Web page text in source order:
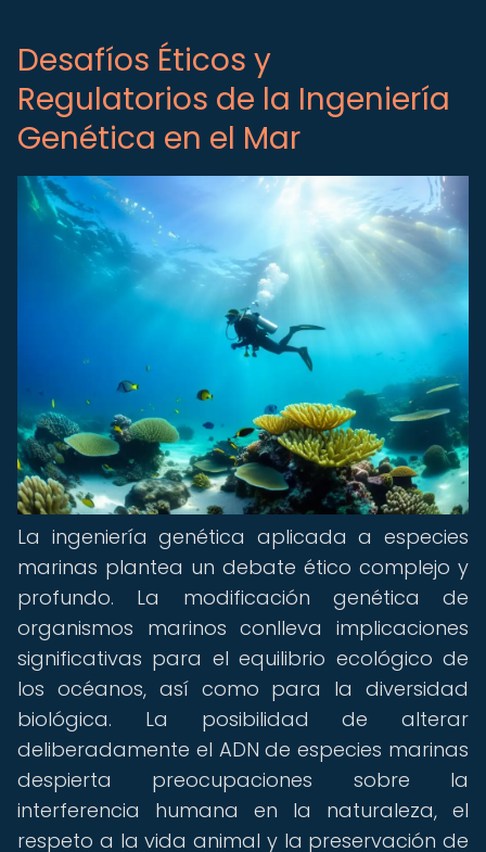
Desafíos Éticos y
Regulatorios de la Ingeniería
Genética en el Mar
La ingeniería genética aplicada a especies
marinas plantea un debate ético complejo y
profundo. La modificación genética de
organismos marinos conlleva implicaciones
significativas para el equilibrio ecológico de
los océanos, así como para la diversidad
biológica. La posibilidad de alterar
deliberadamente el ADN de especies marinas
despierta preocupaciones sobre la
interferencia humana en la naturaleza, el
respeto a la vida animal y la preservación de